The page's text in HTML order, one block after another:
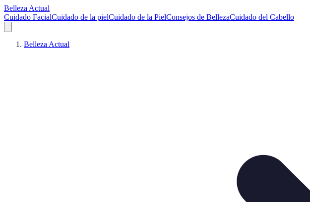
Belleza Actual
Cuidado FacialCuidado de la pielCuidado de la PielConsejos de BellezaCuidado del Cabello
Belleza Actual